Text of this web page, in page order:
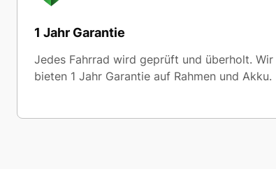
1 Jahr Garantie
Jedes Fahrrad wird geprüft und überholt. Wir
bieten 1 Jahr Garantie auf Rahmen und Akku.